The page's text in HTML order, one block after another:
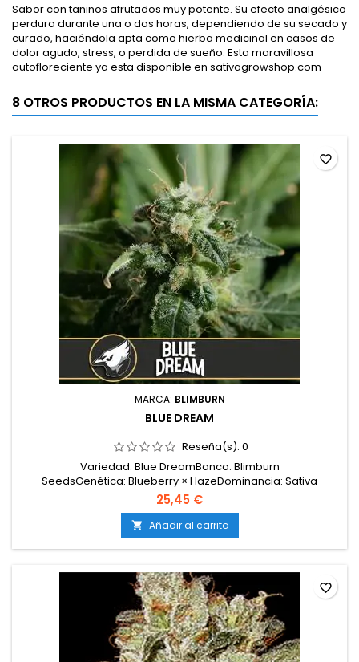
Sabor con taninos afrutados muy potente. Su efecto analgésico
perdura durante una o dos horas, dependiendo de su secado y
curado, haciéndola apta como hierba medicinal en casos de
dolor agudo, stress, o perdida de sueño. Esta maravillosa
autofloreciente ya esta disponible en sativagrowshop.com
8 OTROS PRODUCTOS EN LA MISMA CATEGORÍA:
MARCA: BLIMBURN
BLUE DREAM
Reseña(s): 0
Variedad: Blue DreamBanco: Blimburn
SeedsGenética: Blueberry × HazeDominancia: Sativa
dominanteTipo: FeminizadaTHC: 17–24 por cientoCBD: 0,2 por
cientoFloración interior: 65–70 díasFloración exterior: 15–30
de octubreProducción interior: Hasta 600 g por
m²Producción exterior: No especificadoAltura: No
especificado...
25,45 €
 Añadir al carrito
favorite_border
favorite_border